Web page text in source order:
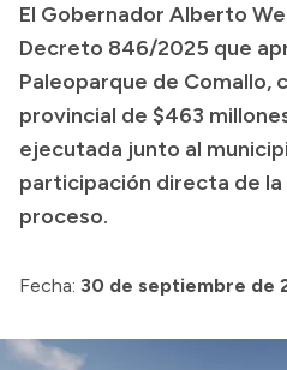
Boletín Oficial
Compras y licitaciones
Consulta de expedientes
Consulta de pago a
Convocatorias
Intranet
El Gobernador Alberto
Decreto 846/2025 que
Paleoparque de Comallo,
provincial de $463
ejecutada junto al
participación directa de la
proceso.
Fecha: 30 de septiembre de